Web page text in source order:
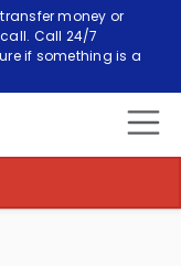
money or
Call 24/7
if something is a